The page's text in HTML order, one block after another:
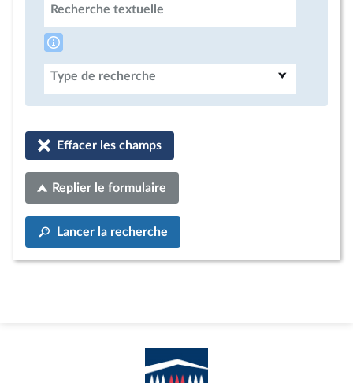
Recherche textuelle
Type de recherche
Effacer les champs
Replier le formulaire
Lancer la recherche